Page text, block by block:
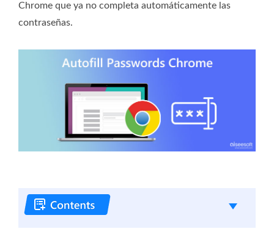
Chrome que ya no completa automáticamente las
contraseñas.